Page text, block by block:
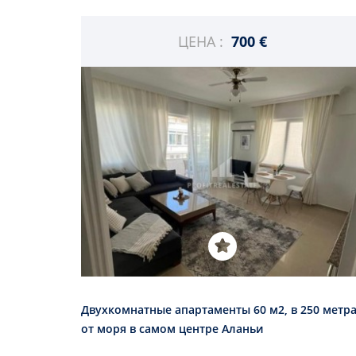
ЦЕНА : 700 €
Двухкомнатные апартаменты 60 м2, в 250
от моря в самом центре Аланьи